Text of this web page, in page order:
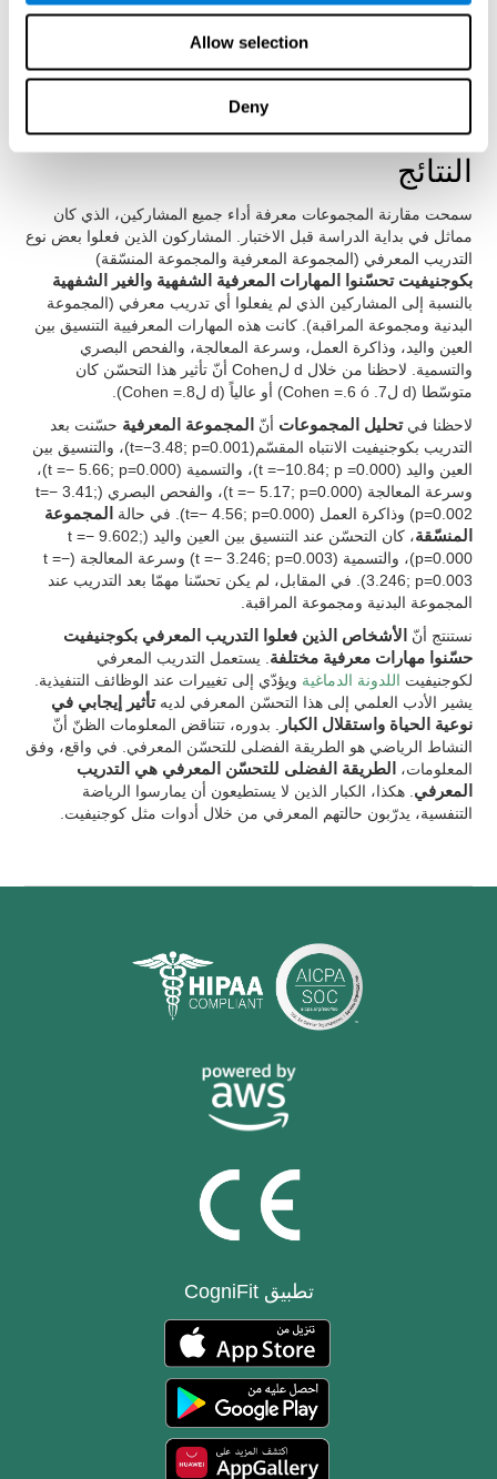
Allow selection
Deny
الوقتxالتدريب البدني.
النتائج
سمحت مقارنة المجموعات معرفة أداء جميع المشاركين، الذي كان
مماثل في بداية الدراسة قبل الاختبار. المشاركون الذين فعلوا بعض نوع
التدريب المعرفي (المجموعة المعرفية والمجموعة المنسّقة)
بكوجنيفيت تحسّنوا المهارات المعرفية الشفهية والغير الشفهية
بالنسبة إلى المشاركين الذي لم يفعلوا أي تدريب معرفي (المجموعة
البدنية ومجموعة المراقبة). كانت هذه المهارات المعرفيية التنسيق بين
العين واليد، وذاكرة العمل، وسرعة المعالجة، والفحص البصري
والتسمية. لاحظنا من خلال d لCohen أنّ تأثير هذا التحسّن كان
متوسّطا (d لCohen =.6 ó .7) أو عالياً (d لCohen =.8).
لاحظنا فيتحليل المجموعات أنّ المجموعة المعرفية حسّنت بعد
التدريب بكوجنيفيت الانتباه المقسّم(t=−3.48; p=0.001)، والتنسيق بين
العين واليد (t =−10.84; p =0.000)، والتسمية (t =− 5.66; p=0.000)،
وسرعة المعالجة (t =− 5.17; p=0.000)، والفحص البصري (t=− 3.41;
p=0.002) وذاكرة العمل (t=− 4.56; p=0.000). في حالة
المجموعة
المنسّقة
، كان التحسّن عند التنسيق بين العين واليد (t =− 9.602;
p=0.000)، والتسمية (t =− 3.246; p=0.003) وسرعة المعالجة (t =−
3.246; p=0.003). في المقابل، لم يكن تحسّنا مهمّا بعد التدريب عند
المجموعة البدنية ومجموعة المراقبة.
نستنتج أنّ
الأشخاص الذين فعلوا التدريب المعرفي بكوجنيفيت
حسّنوا مهارات معرفية مختلفة . يستعمل التدريب المعرفي
لكوجنيفيت اللدونة الدماغية ويؤدّي إلى تغييرات عند الوظائف التنفيذية.
يشير الأدب العلمي إلى هذا التحسّن المعرفي لديهتأثير إيجابي في
نوعية الحياة واستقلال الكبار
. بدوره، تتناقض المعلومات الظنّ أنّ
النشاط الرياضي هو الطريقة الفضلى للتحسّن المعرفي. في واقع، وفق
المعلومات،
الطريقة الفضلى للتحسّن المعرفي هي التدريب
المعرفي . هكذا، الكبار الذين لا يستطيعون أن يمارسوا الرياضة
التنفسية، يدرّبون حالتهم المعرفي من خلال أدوات مثل كوجنيفيت.
تطبيق CogniFit